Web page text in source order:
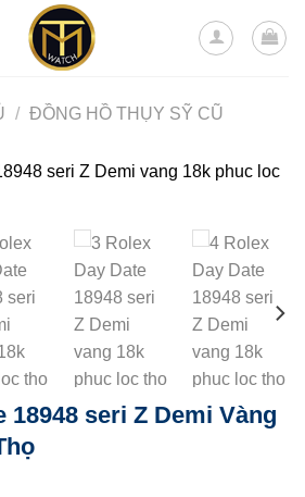
/ ĐỒNG HỒ THỤY SỸ CŨ
18948 seri Z Demi Vàng